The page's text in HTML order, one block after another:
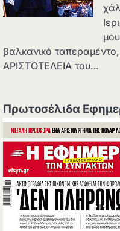
βαλκανικό
ΑΡΙΣΤΟΤΕΛΕΙΑ του…
Πρωτοσέλιδα